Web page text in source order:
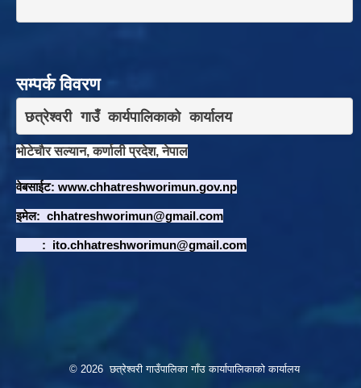
सम्पर्क विवरण
छत्रेश्वरी गाउँ कार्यपालिकाकाे कार्यालय
भाेटेचाैर सल्यान, कर्णाली प्रदेश, नेपाल
वेबसाईट: www.chhatreshworimun.gov.np
इमेल: chhatreshworimun@gmail.com
: ito.chhatreshworimun@gmail.com
© 2026 छत्रेश्वरी गाउँपालिका गाँउ कार्यापालिकाको कार्यालय